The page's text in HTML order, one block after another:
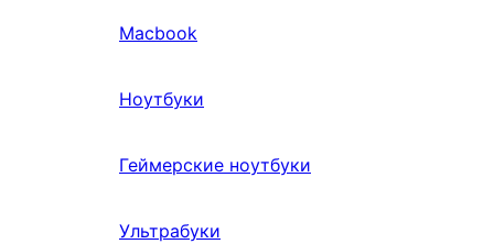
Macbook
Ноутбуки
Геймерские ноутбуки
Ультрабуки